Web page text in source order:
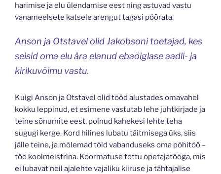
harimise ja elu ülendamise eest ning astuvad vastu
vanameelsete katsele arengut tagasi pöörata.
Anson ja Otstavel olid Jakobsoni toetajad, kes
seisid oma elu ära elanud ebaõiglase aadli- ja
kirikuvõimu vastu.
Kuigi Anson ja Otstavel olid tööd alustades omavahel
kokku leppinud, et esimene vastutab lehe juhtkirjade ja
teine sõnumite eest, polnud kahekesi lehte teha
sugugi kerge. Kord hilines lubatu täitmisega üks, siis
jälle teine, ja mõlemad tõid vabanduseks oma põhitöö –
töö koolmeistrina. Koormatuse tõttu õpetajatööga, mis
ei lubavat neil ajalehte vajaliku kiiruse ja tähtajalise